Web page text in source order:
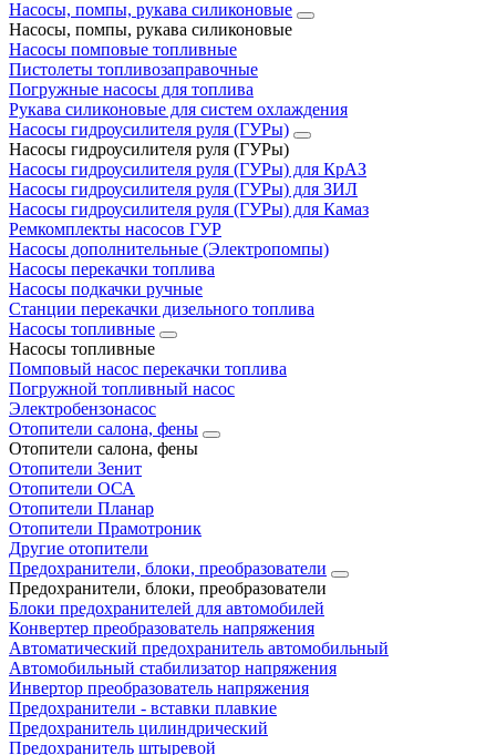
Насосы, помпы, рукава силиконовые
Насосы, помпы, рукава силиконовые
Насосы помповые топливные
Пистолеты топливозаправочные
Погружные насосы для топлива
Рукава силиконовые для систем охлаждения
Насосы гидроусилителя руля (ГУРы)
Насосы гидроусилителя руля (ГУРы)
Насосы гидроусилителя руля (ГУРы) для КрАЗ
Насосы гидроусилителя руля (ГУРы) для ЗИЛ
Насосы гидроусилителя руля (ГУРы) для Камаз
Ремкомплекты насосов ГУР
Насосы дополнительные (Электропомпы)
Насосы перекачки топлива
Насосы подкачки ручные
Станции перекачки дизельного топлива
Насосы топливные
Насосы топливные
Помповый насос перекачки топлива
Погружной топливный насос
Электробензонасос
Отопители салона, фены
Отопители салона, фены
Отопители Зенит
Отопители ОСА
Отопители Планар
Отопители Прамотроник
Другие отопители
Предохранители, блоки, преобразователи
Предохранители, блоки, преобразователи
Блоки предохранителей для автомобилей
Конвертер преобразователь напряжения
Автоматический предохранитель автомобильный
Автомобильный стабилизатор напряжения
Инвертор преобразователь напряжения
Предохранители - вставки плавкие
Предохранитель цилиндрический
Предохранитель штыревой